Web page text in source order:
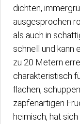
dichten,
ausgesprochen
als auch in
schnell und kann
zu 20 Metern
charakteristisch
flachen,
zapfenartigen
heimisch, hat